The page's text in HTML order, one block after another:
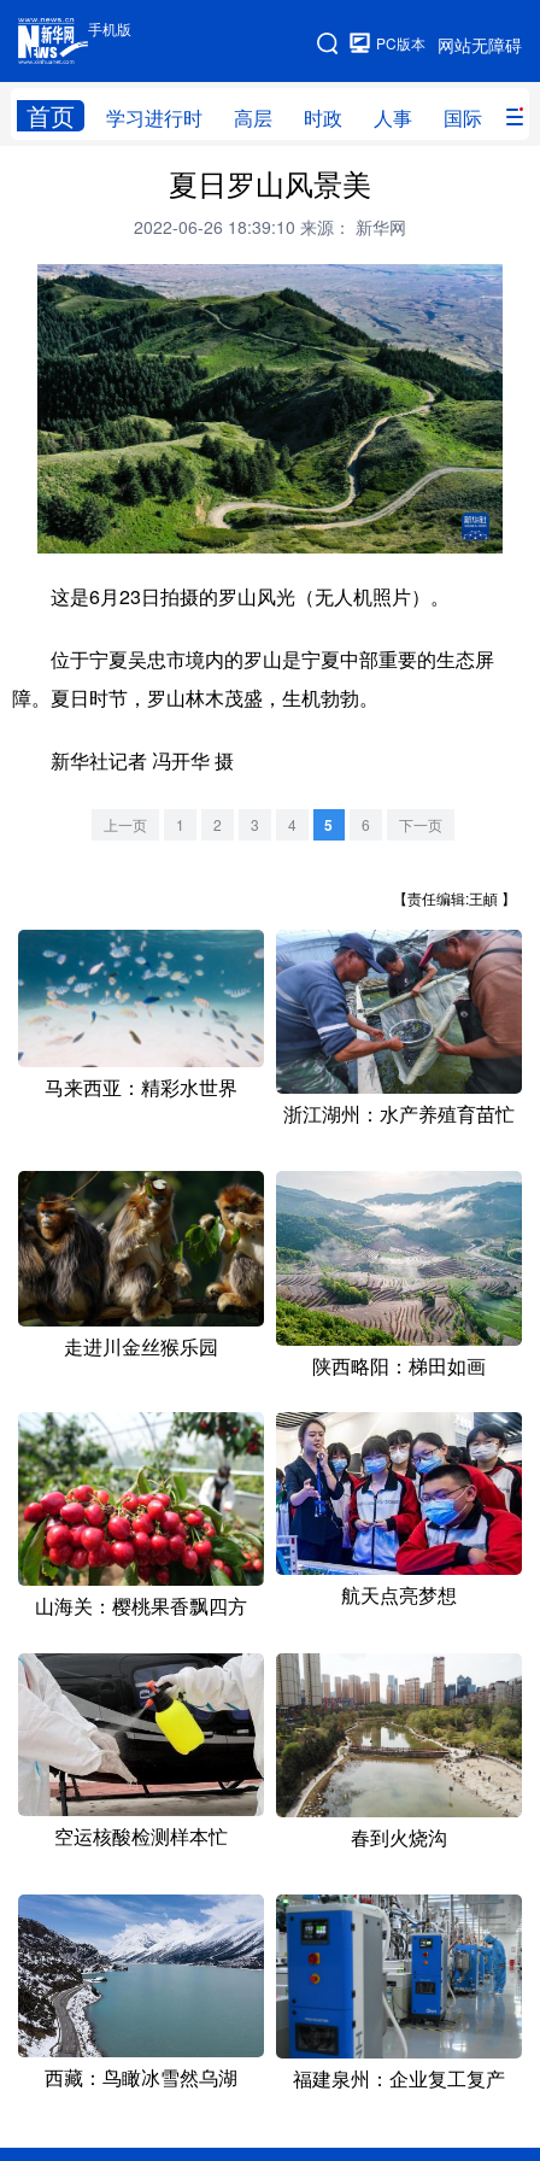
手机版
网站无障碍
PC版本
首页 学习进行时 高层 时政 人事 国际 财
手机版
网站地图
高层 时政
财经 网评
台湾 思客智库 全球连线 教育
科技 科创 量子 体育
文化 书画 健康 军事
访谈 视频 图片 政务
法律 中央文件 金融 汽车
食品 人居 信息化 数字经济
学术中国 乡村振兴 银龄
彩票 娱乐 时尚
北京 天津 河北 山西
辽宁 吉林 上海 江苏
浙江 安徽 福建 江西
山东 河南 湖北 湖南
四川 贵州 云南 西藏
陕西 甘肃 青海 宁夏
新疆 内蒙古 黑龙江
English Español Français عربى
Русский язык 日本語 한국어
Deutsch Português
夏日罗山风景美
2022-06-26 18:39:10 来源： 新华网
这是6月23日拍摄的罗山风光（无人机照片）。
位于宁夏吴忠市境内的罗山是宁夏中部重要的生态屏
障。夏日时节，罗山林木茂盛，生机勃勃。
新华社记者 冯开华 摄
上一页 1 2 3 4 5 6 下一页
【责任编辑:王頔 】
马来西亚：精彩水世界
浙江湖州：水产养殖育苗忙
走进川金丝猴乐园
陕西略阳：梯田如画
山海关：樱桃果香飘四方 航天点亮梦想
空运核酸检测样本忙 春到火烧沟
西藏：鸟瞰冰雪然乌湖 福建泉州：企业复工复产